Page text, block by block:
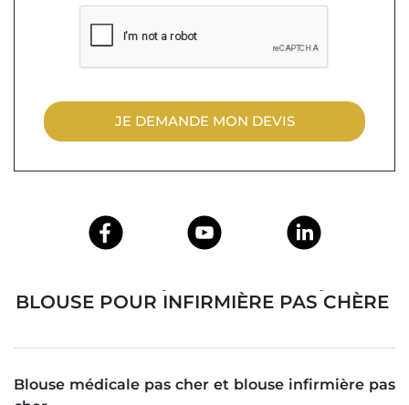
JE DEMANDE MON DEVIS
BLOUSE MÉDICALE PAS CHÈRE, BLOUSE POUR INFIRMIÈRE PAS CHÈRE
Blouse médicale pas cher et blouse infirmière pas